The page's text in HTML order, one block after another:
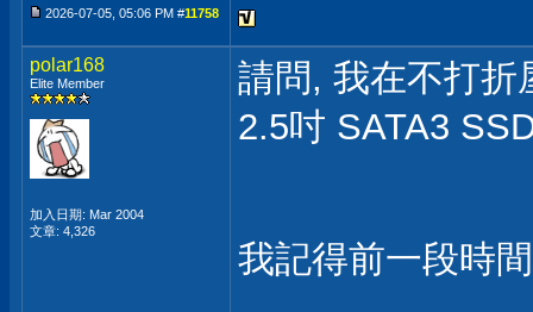
2026-07-05, 05:06 PM #11758
polar168
Elite Member
加入日期: Mar 2004
文章: 4,326
請問, 我在不打折
2.5吋 SATA3
我記得前一段時